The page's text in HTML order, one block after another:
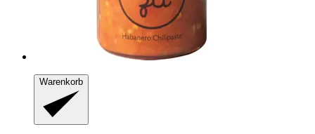
Warenkorb